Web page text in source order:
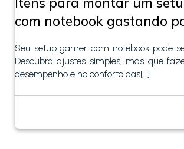
com notebook gastando
Seu setup gamer com notebook pode
Descubra ajustes simples, mas que
desempenho e no conforto das[…]